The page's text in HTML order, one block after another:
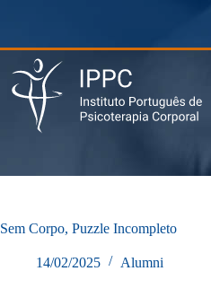
conteúdo
Sem Corpo, Puzzle Incompleto
14/02/2025 Alumni